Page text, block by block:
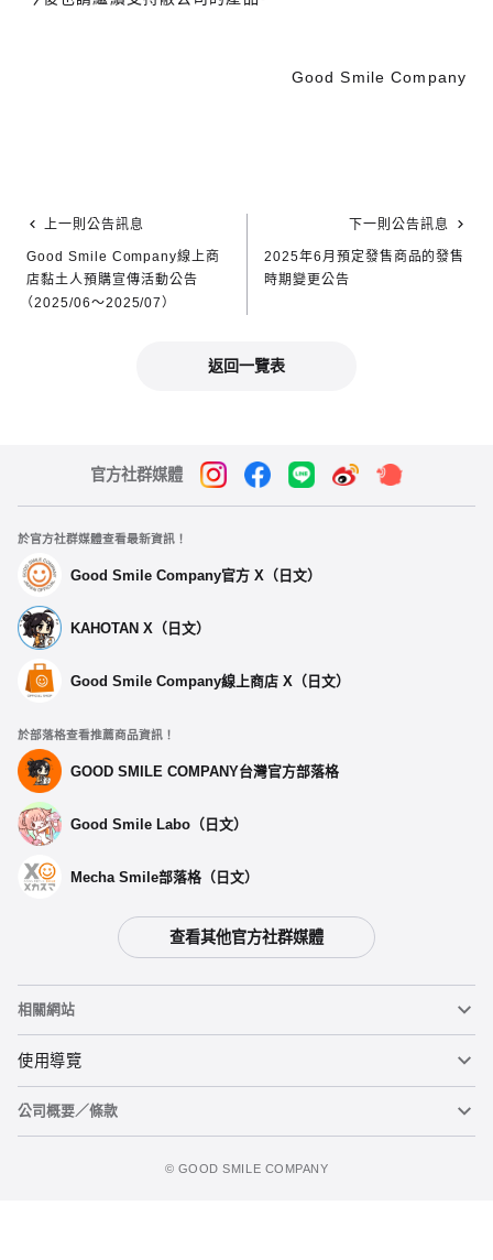
Good Smile Company
上一則公告訊息
Good Smile Company線上商
店黏土人預購宣傳活動公告
（2025/06～2025/07）
下一則公告訊息
2025年6月預定發售商品的發售
時期變更公告
返回一覽表
官方社群媒體
於官方社群媒體查看最新資訊！
Good Smile Company官方 X（日文）
KAHOTAN X（日文）
Good Smile Company線上商店 X（日文）
於部落格查看推薦商品資訊！
GOOD SMILE COMPANY台灣官方部落格
Good Smile Labo（日文）
Mecha Smile部落格（日文）
查看其他官方社群媒體
相關網站
黏土人
黏土人臉部製造機（英文）
使用導覽
重要公告
公司概要／條款
©️ GOOD SMILE COMPANY